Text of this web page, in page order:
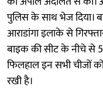
पुलिस के साथ भेज दिया।
आराडांगा इलाके से
बाइक की सीट के नीचे से
फिलहाल इन सभी चीजों
रखी है।